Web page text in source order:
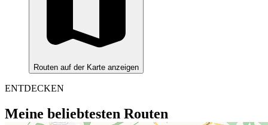
Routen auf der Karte anzeigen
ENTDECKEN
Meine beliebtesten Routen